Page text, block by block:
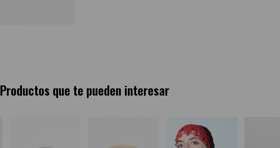
Productos que te pueden interesar